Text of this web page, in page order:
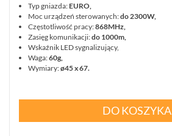
Typ gniazda:EURO,
Moc urządzeń sterowanych:do 2300W,
Częstotliwość pracy:868MHz,
Zasięg komunikacji:do 1000m,
Wskaźnik LED sygnalizujący,
Waga:60g,
Wymiary:ø45 x 67.
DO KOSZYKA